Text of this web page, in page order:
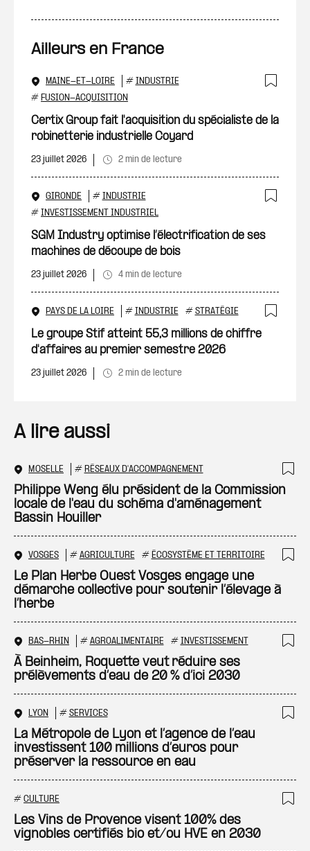
Ailleurs en France
MAINE-ET-LOIRE # INDUSTRIE
# FUSION-ACQUISITION
Certix Group fait l'acquisition du spécialiste de la
robinetterie industrielle Coyard
23 juillet 2026 2 min de lecture
GIRONDE # INDUSTRIE
# INVESTISSEMENT INDUSTRIEL
SGM Industry optimise l’électrification de ses
machines de découpe de bois
23 juillet 2026 4 min de lecture
PAYS DE LA LOIRE # INDUSTRIE # STRATÉGIE
Le groupe Stif atteint 55,3 millions de chiffre
d'affaires au premier semestre 2026
23 juillet 2026 2 min de lecture
A lire aussi
MOSELLE # RÉSEAUX D'ACCOMPAGNEMENT
Philippe Weng élu président de la Commission
locale de l'eau du schéma d'aménagement
Bassin Houiller
VOSGES # AGRICULTURE # ÉCOSYSTÈME ET TERRITOIRE
Le Plan Herbe Ouest Vosges engage une
démarche collective pour soutenir l’élevage à
l’herbe
BAS-RHIN # AGROALIMENTAIRE # INVESTISSEMENT
À Beinheim, Roquette veut réduire ses
prélèvements d’eau de 20 % d’ici 2030
LYON # SERVICES
La Métropole de Lyon et l’agence de l’eau
investissent 100 millions d’euros pour
préserver la ressource en eau
# CULTURE
Les Vins de Provence visent 100% des
vignobles certifiés bio et/ou HVE en 2030